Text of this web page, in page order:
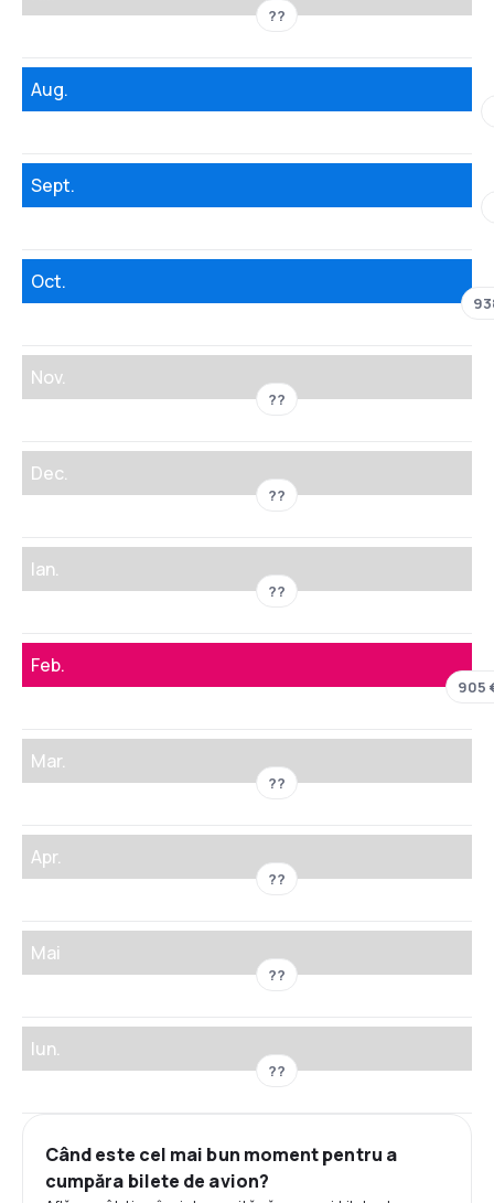
??
Aug.
Sept.
Oct.
Nov.
??
Dec.
??
Ian.
??
Feb.
905
Mar.
??
Apr.
??
Mai
??
Iun.
??
Când este cel mai bun moment pentru a
cumpăra bilete de avion?